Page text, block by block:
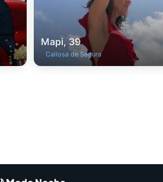
Mapi, 39
Callosa de Segura